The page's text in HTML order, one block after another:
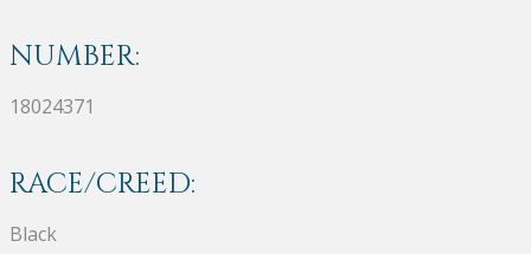
NUMBER:
18024371
RACE/CREED:
Black